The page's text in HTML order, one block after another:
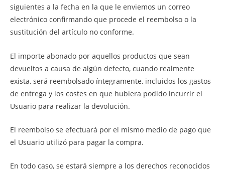
siguientes a la fecha en la que le enviemos un correo
electrónico confirmando que procede el reembolso o la
sustitución del artículo no conforme.
El importe abonado por aquellos productos que sean
devueltos a causa de algún defecto, cuando realmente
exista, será reembolsado íntegramente, incluidos los gastos
de entrega y los costes en que hubiera podido incurrir el
Usuario para realizar la devolución.
El reembolso se efectuará por el mismo medio de pago que
el Usuario utilizó para pagar la compra.
En todo caso, se estará siempre a los derechos reconocidos